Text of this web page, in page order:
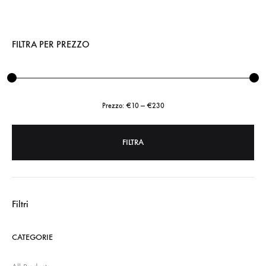
FILTRA PER PREZZO
FILTRA
Prezzo: €10— €230
Filtri
CATEGORIE